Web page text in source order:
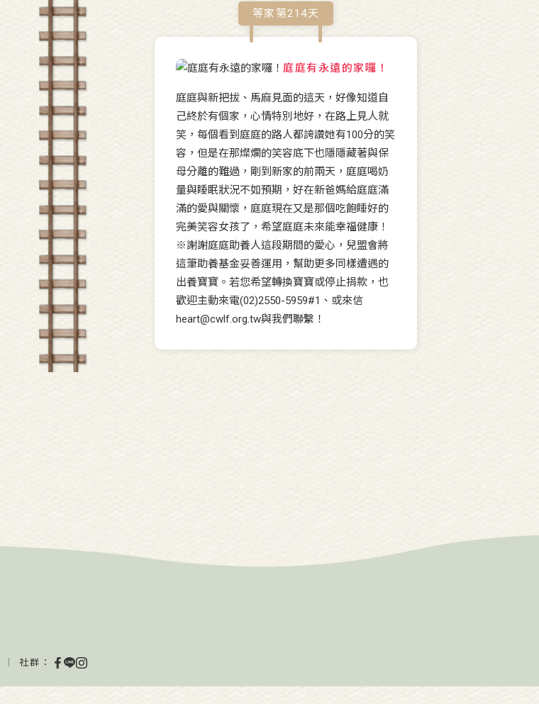
等家第214天
庭庭有永遠的家囉！
庭庭與新把拔、馬麻見面的這天，好像知道自
己終於有個家，心情特別地好，在路上見人就
笑，每個看到庭庭的路人都誇讚她有100分的笑
容，但是在那燦爛的笑容底下也隱隱藏著與保
母分離的難過，剛到新家的前兩天，庭庭喝奶
量與睡眠狀況不如預期，好在新爸媽給庭庭滿
滿的愛與關懷，庭庭現在又是那個吃飽睡好的
完美笑容女孩了，希望庭庭未來能幸福健康！
※謝謝庭庭助養人這段期間的愛心，兒盟會將
這筆助養基金妥善運用，幫助更多同樣遭遇的
出養寶寶。若您希望轉換寶寶或停止捐款，也
歡迎主動來電(02)2550-5959#1、或來信
heart@cwlf.org.tw與我們聯繫！
社群：